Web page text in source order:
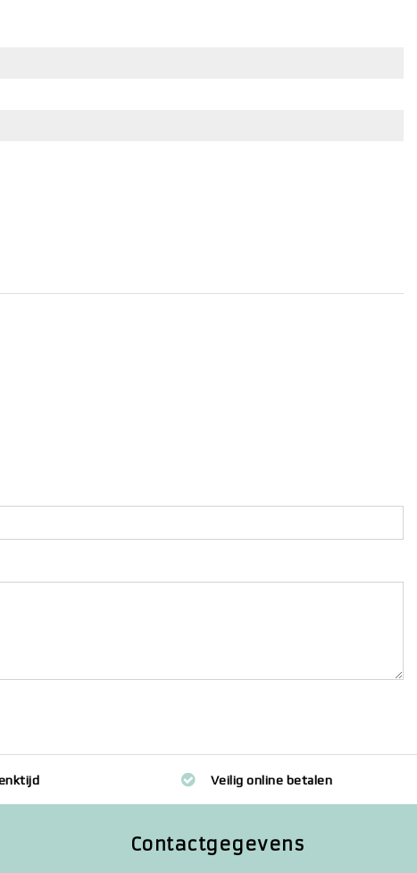
Veilig online betalen
Contactgegevens